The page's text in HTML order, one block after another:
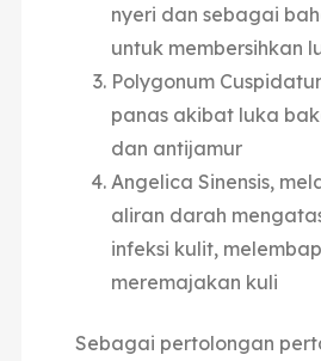
nyeri dan sebagai
untuk membersihkan
Polygonum
panas akibat luka
dan antijamur
Angelica Sinensis,
aliran darah
infeksi kulit,
meremajakan kuli
Sebagai pertolongan